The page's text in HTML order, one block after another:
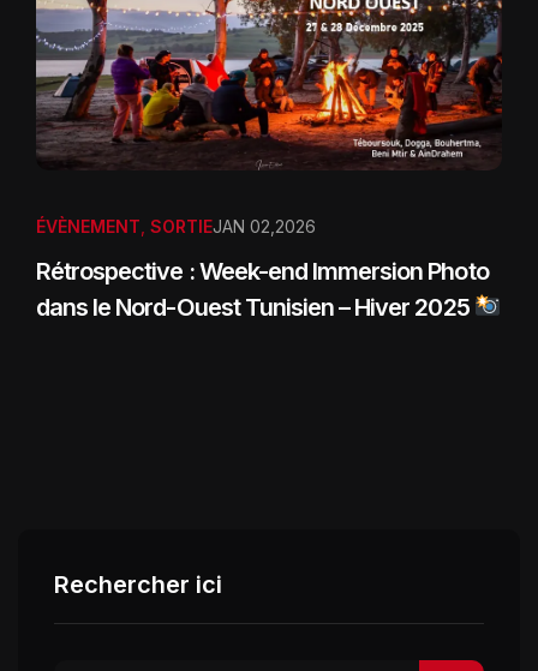
ÉVÈNEMENT SORTIEJAN 02,2026
Rétrospective : Week-end Immersion Photo
dans le Nord-Ouest Tunisien – Hiver 2025
Rechercher ici